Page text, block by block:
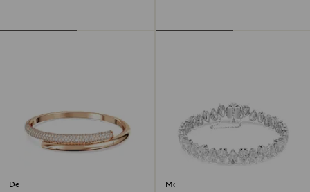
Dextera armband Matrix Tennisarmband